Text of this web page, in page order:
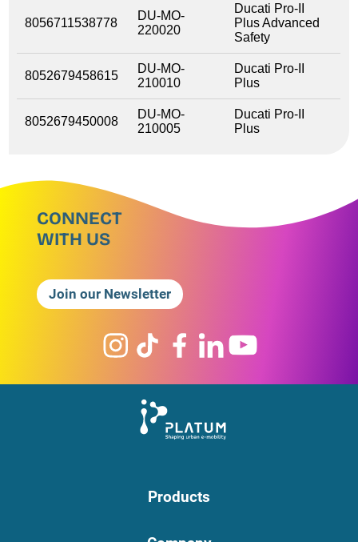
8056711538778
DU-MO-
220020
Ducati Pro-II
Plus Advanced
Safety
8052679458615
DU-MO-
210010
Ducati Pro-II
Plus
8052679450008
DU-MO-
210005
Ducati Pro-II
Plus
CONNECT
WITH US
Join our Newsletter
Products